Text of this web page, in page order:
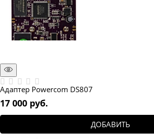
Адаптер Powercom DS807
17 000 руб.
ДОБАВИТЬ